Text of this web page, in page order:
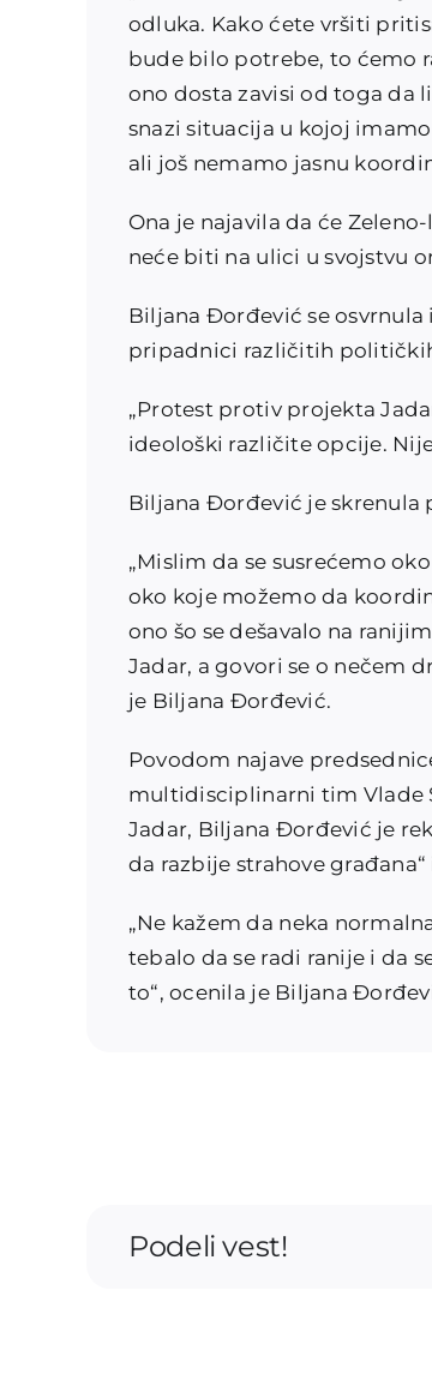
odluka. Kako ćete vršiti
bude bilo potrebe, to ćemo
ono dosta zavisi od toga da
snazi situacija u kojoj
ali još nemamo jasnu
Ona je najavila da će
neće biti na ulici u svojstvu
Biljana Đorđević se
pripadnici različitih političkih
„Protest protiv projekta
ideološki različite opcije.
Biljana Đorđević je skrenula
„Mislim da se susrećemo
oko koje možemo da
ono šo se dešavalo na
Jadar, a govori se o nečem
je Biljana Đorđević.
Povodom najave
multidisciplinarni tim Vlade
Jadar, Biljana Đorđević je
da razbije strahove
„Ne kažem da neka
tebalo da se radi ranije i da
to“, ocenila je Biljana
Podeli vest!